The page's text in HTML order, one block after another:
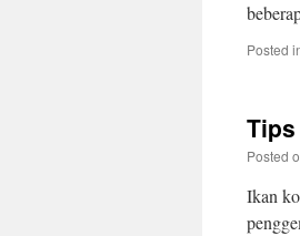
Posted
Posted
Ikan